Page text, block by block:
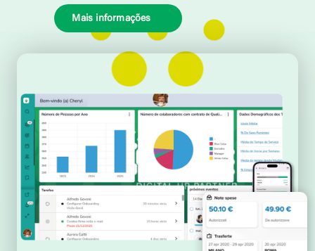
Mais informações